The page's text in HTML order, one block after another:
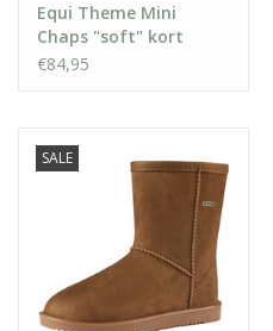
Equi Theme Mini
Chaps "soft" kort
€84,95
SALE